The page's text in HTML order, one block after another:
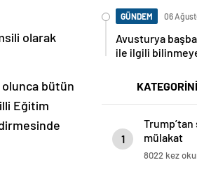
olarak
olunca bütün
Eğitim
GÜNDEM 06
Avusturya
ile ilgili
1
mülakat
8022 kez